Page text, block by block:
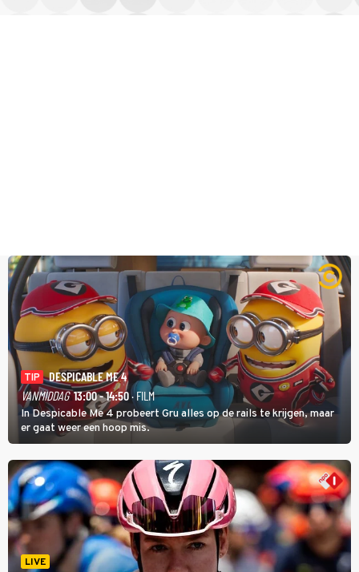
TIP
DESPICABLE ME 4
VANMIDDAG 13:00 - 14:50· FILM
In Despicable Me 4 probeert Gru alles op de rails te krijgen, maar
er gaat weer een hoop mis.
LIVE